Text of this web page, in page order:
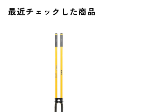
最近チェックした商品